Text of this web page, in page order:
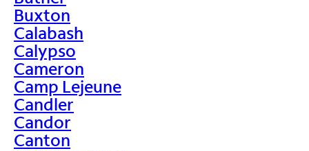
Buxton
Calabash
Calypso
Cameron
Camp Lejeune
Candler
Candor
Canton